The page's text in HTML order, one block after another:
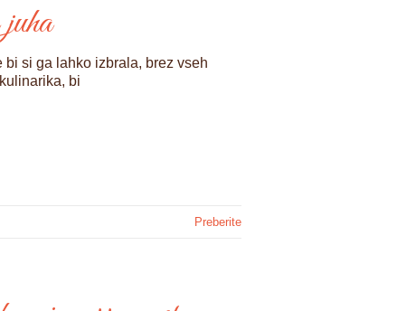
si ga lahko izbrala, brez vseh
bi
Preberite